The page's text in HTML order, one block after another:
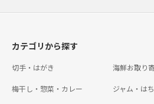
カテゴリから探す
切手・はがき 海鮮お取り
梅干し・惣菜・カレー ジャム・は